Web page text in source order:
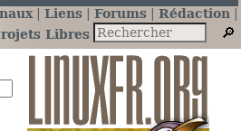
Liens Forums
Rédaction
Libres